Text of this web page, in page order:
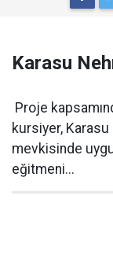
Karasu
Proje
kursiyer, Karasu
mevkisinde
eğitmeni...